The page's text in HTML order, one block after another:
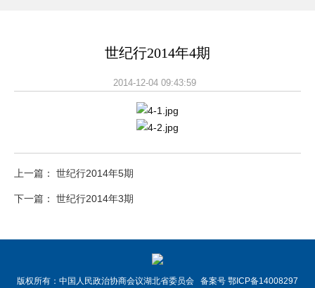
世纪行2014年4期
2014-12-04 09:43:59
上一篇： 世纪行2014年5期
下一篇： 世纪行2014年3期
版权所有：中国人民政治协商会议湖北省委员会 备案号 鄂ICP备14008297